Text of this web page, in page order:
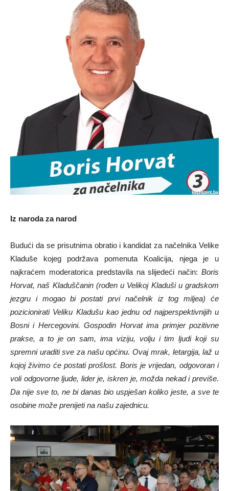
Iz naroda za narod
Budući da se prisutnima obratio i kandidat za načelnika Velike
Kladuše kojeg podržava pomenuta Koalicija, njega je u
najkraćem moderatorica predstavila na slijedeći način: Boris
Horvat, naš Kladuščanin (rođen u Velikoj Kladuši u gradskom
jezgru i mogao bi postati prvi načelnik iz tog miljea) će
pozicionirati Veliku Kladušu kao jednu od najperspektivnijih u
Bosni i Hercegovini. Gospodin Horvat ima primjer pozitivne
prakse, a to je on sam, ima viziju, volju i tim ljudi koji su
spremni uraditi sve za našu općinu. Ovaj mrak, letargija, laž u
kojoj živimo će postati prošlost. Boris je vrijedan, odgovoran i
voli odgovorne ljude, lider je, iskren je, možda nekad i previše.
Da nije sve to, ne bi danas bio uspješan koliko jeste, a sve te
osobine može prenijeti na našu zajednicu.